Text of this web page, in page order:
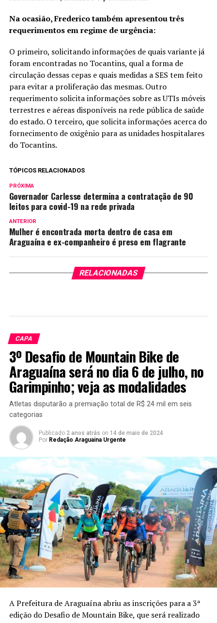
Na ocasião, Frederico também apresentou três
requerimentos em regime de urgência:
O primeiro, solicitando informações de quais variante já
foram encontradas no Tocantins, qual a forma de
circulação dessas cepas e quais medidas a SES tem feito
para evitar a proliferação das mesmas. Outro
requerimento solicita informações sobre as UTIs móveis
terrestres e aéreas disponíveis na rede pública de saúde
do estado. O terceiro, que solicita informações acerca do
fornecimento de oxigênio para as unidades hospitalares
do Tocantins.
TÓPICOS RELACIONADOS
PRÓXIMA
Governador Carlesse determina a contratação de 90
leitos para covid-19 na rede privada
ANTERIOR
Mulher é encontrada morta dentro de casa em
Araguaína e ex-companheiro é preso em flagrante
RELACIONADAS
CAPA
3º Desafio de Mountain Bike de
Araguaína será no dia 6 de julho, no
Garimpinho; veja as modalidades
Atletas disputarão a premiação total de R$ 24 mil em seis
categorias
Publicado 2 anos atrás on 14 de maio de 2024
Por Redação Araguaina Urgente
A Prefeitura de Araguaína abriu as inscrições para a 3ª
edição do Desafio de Mountain Bike, que será realizado